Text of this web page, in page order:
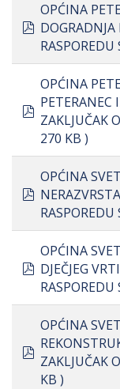
pdf
OPĆINA
DOGRADNJA
RASPOREDU
pdf
OPĆINA
PETERANEC
ZAKLJUČAK
270 KB )
pdf
OPĆINA
RASPOREDU
pdf
OPĆINA
DJEČJEG
RASPOREDU
pdf
OPĆINA
ZAKLJUČAK
KB )